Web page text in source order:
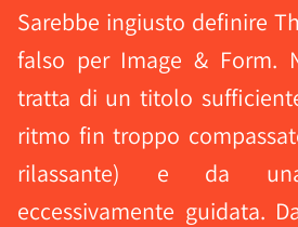
Sarebbe ingiusto definire
falso per Image & Form.
tratta di un titolo
ritmo fin troppo
rilassante) e da una
eccessivamente guidata.